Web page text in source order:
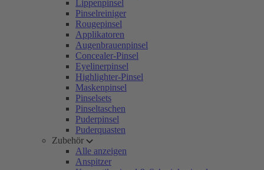
Lippenpinsel
Pinselreiniger
Rougepinsel
Applikatoren
Augenbrauenpinsel
Concealer-Pinsel
Eyelinerpinsel
Highlighter-Pinsel
Maskenpinsel
Pinselsets
Pinseltaschen
Puderpinsel
Puderquasten
Zubehör
Alle anzeigen
Anspitzer